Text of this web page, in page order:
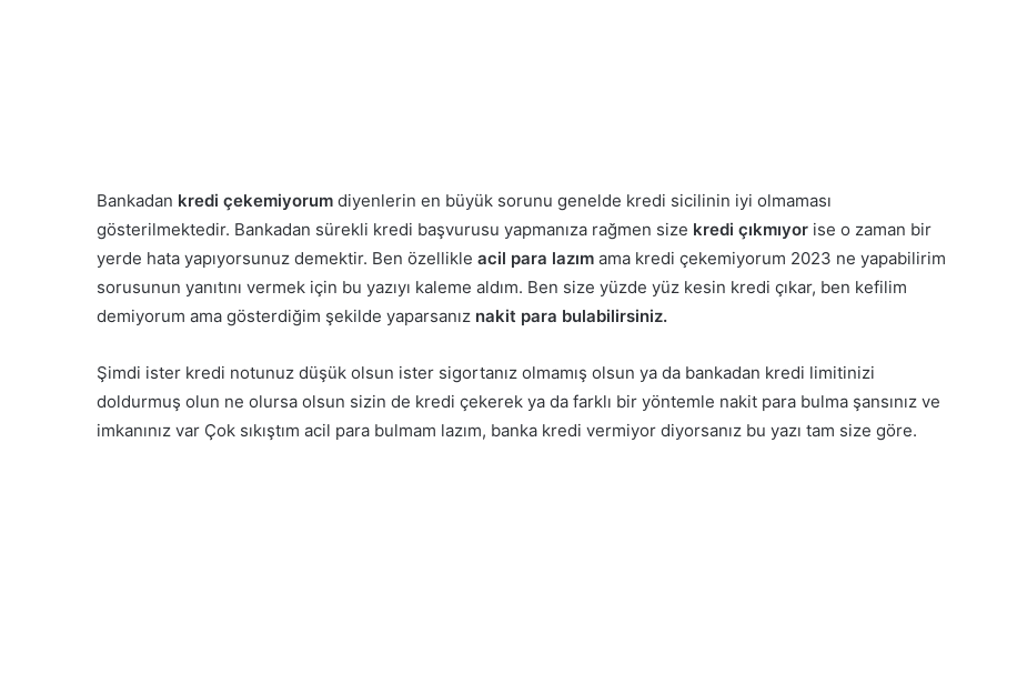
Bankadan kredi çekemiyorum diyenlerin en büyük sorunu genelde kredi sicilinin iyi olmaması
gösterilmektedir. Bankadan sürekli kredi başvurusu yapmanıza rağmen size kredi çıkmıyor ise o zaman bir
yerde hata yapıyorsunuz demektir. Ben özellikle acil para lazım ama kredi çekemiyorum 2023 ne yapabilirim
sorusunun yanıtını vermek için bu yazıyı kaleme aldım. Ben size yüzde yüz kesin kredi çıkar, ben kefilim
demiyorum ama gösterdiğim şekilde yaparsanız nakit para bulabilirsiniz.
Şimdi ister kredi notunuz düşük olsun ister sigortanız olmamış olsun ya da bankadan kredi limitinizi
doldurmuş olun ne olursa olsun sizin de kredi çekerek ya da farklı bir yöntemle nakit para bulma şansınız ve
imkanınız var Çok sıkıştım acil para bulmam lazım, banka kredi vermiyor diyorsanız bu yazı tam size göre.